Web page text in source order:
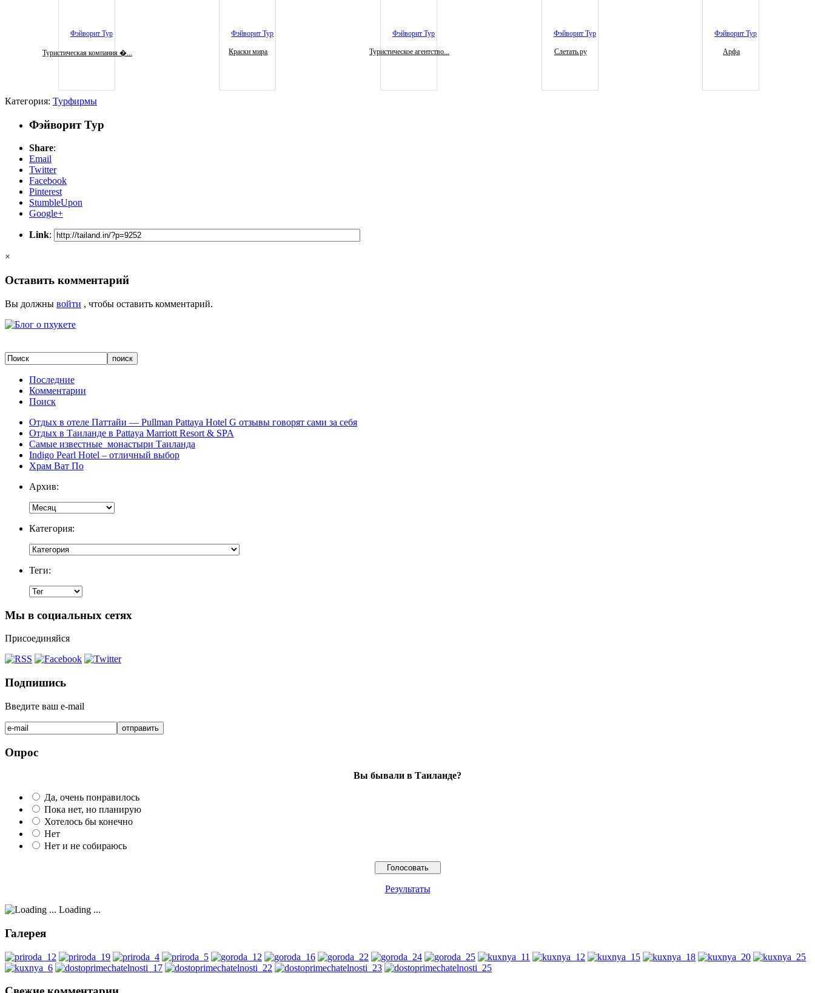
Туристическая компания �... Краски мира Туристическое агентство... Слетать.ру Арфа
Категория: Турфирмы
Фэйворит Тур
Share:
Email
Twitter
Facebook
Pinterest
StumbleUpon
Google+
Link:
×
Оставить комментарий
Вы должны войти , чтобы оставить комментарий.
Последние
Комментарии
Поиск
Отдых в отеле Паттайи — Pullman Pattaya Hotel G отзывы говорят сами за себя
Отдых в Таиланде в Pattaya Marriott Resort & SPA
Самые известные монастыри Таиланда
Indigo Pearl Hotel – отличный выбор
Храм Ват По
Архив:
Категория:
Теги:
Мы в социальных сетях
Присоединяйся
Подпишись
Введите ваш e-mail
Опрос
Вы бывали в Таиланде?
Да, очень понравилось
Пока нет, но планирую
Хотелось бы конечно
Нет
Нет и не собираюсь
Результаты
Loading ...
Галерея